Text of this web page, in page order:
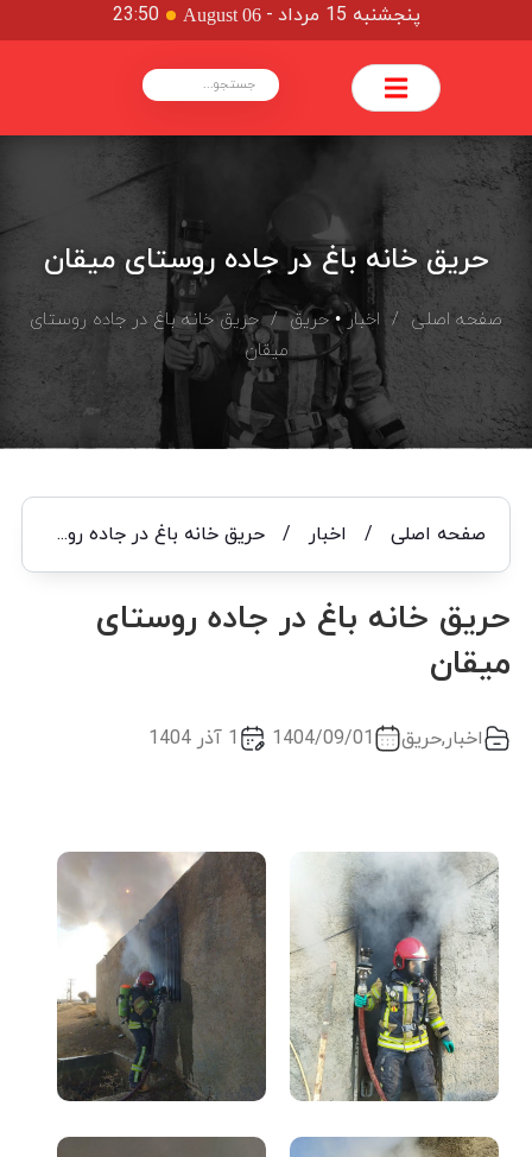
پنجشنبه 15 مرداد -
August 06
23:50
حریق خانه باغ در جاده روستای میقان
صفحه اصلی /اخبار •حریق/ حریق خانه باغ در جاده روستای
میقان
صفحه اصلی/ اخبار / حریق خانه باغ در جاده روستای میقان
حریق خانه باغ در جاده روستای
میقان
اخبار,حریق 1404/09/01 1 آذر 1404